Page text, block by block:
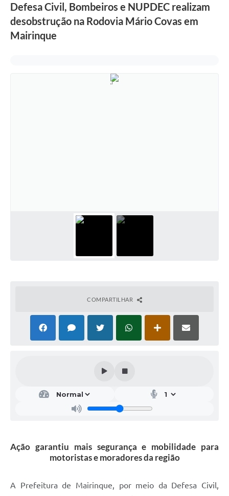
Defesa Civil, Bombeiros e NUPDEC realizam
desobstrução na Rodovia Mário Covas em
Mairinque
COMPARTILHAR
Ação garantiu mais segurança e mobilidade para
motoristas e moradores da região
A Prefeitura de Mairinque, por meio da Defesa Civil,